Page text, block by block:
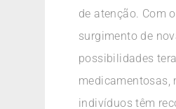
de atenção. Com o
surgimento de
possibilidades
medicamentosas,
indivíduos têm